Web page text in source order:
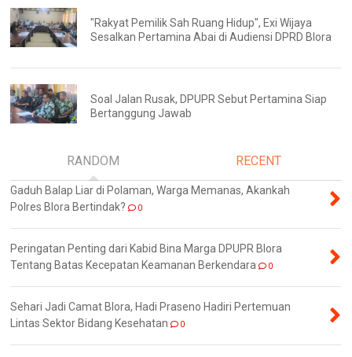
"Rakyat Pemilik Sah Ruang Hidup", Exi Wijaya
Sesalkan Pertamina Abai di Audiensi DPRD Blora
Soal Jalan Rusak, DPUPR Sebut Pertamina Siap
Bertanggung Jawab
RANDOM RECENT
Gaduh Balap Liar di Polaman, Warga Memanas, Akankah
Polres Blora Bertindak?
0
Peringatan Penting dari Kabid Bina Marga DPUPR Blora
Tentang Batas Kecepatan Keamanan Berkendara
0
Sehari Jadi Camat Blora, Hadi Praseno Hadiri Pertemuan
Lintas Sektor Bidang Kesehatan
0